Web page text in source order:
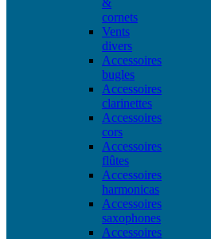
cornets
Vents
divers
Accessoires
bugles
Accessoires
clarinettes
Accessoires
cors
Accessoires
flûtes
Accessoires
harmonicas
Accessoires
saxophones
Accessoires